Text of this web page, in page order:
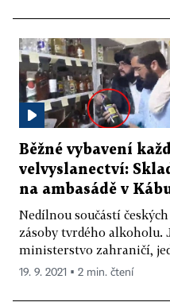
Běžné vybavení
velvyslanectví:
na ambasádě v
Nedílnou součástí
zásoby tvrdého alkoholu.
ministerstvo zahraničí,
19. 9. 2021 ▪ 2 min. čtení